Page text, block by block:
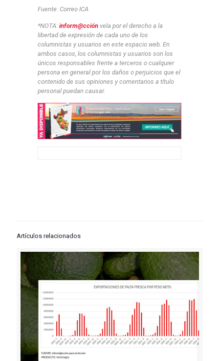
Fuente: Correo ICA
*NOTA:inform@cción vela por el derecho a la
libertad de expresión de cada uno de los
columnistas y usuarios en este espacio web. En
ambos casos, los columnistas y usuarios son los
únicos responsables frente a terceros o cualquier
persona en general por los daños o perjuicios que el
contenido de sus opiniones y comentarios a título
personal puedan causar.
Artículos relacionados